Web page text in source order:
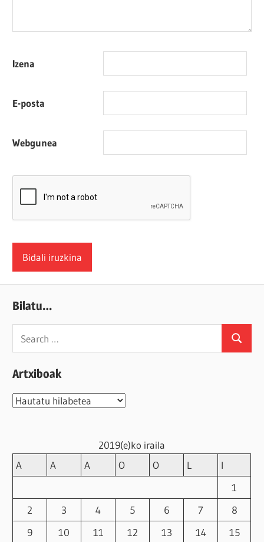
Izena
E-posta
Webgunea
Bilatu…
for:
Search
Artxiboak
Artxiboak
2019(e)ko iraila
A
A A O O L
I
1
2
3 4 5 6 7
8
9
10 11 12 13 14
15